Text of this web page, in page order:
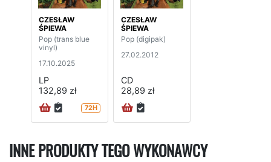
CZESŁAW
ŚPIEWA
Pop (trans blue
vinyl)
17.10.2025
LP
132,89 zł
72H
CZESŁAW
ŚPIEWA
Pop (digipak)
27.02.2012
CD
28,89 zł
INNE PRODUKTY TEGO WYKONAWCY